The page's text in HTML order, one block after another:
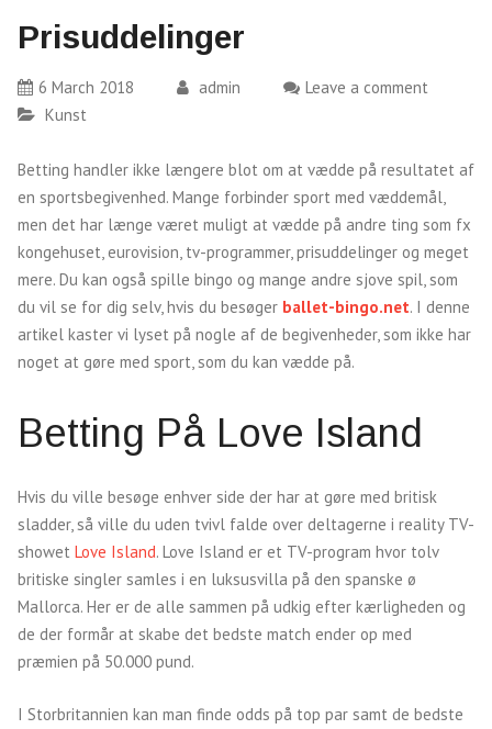
Prisuddelinger
6 March 2018 admin
Leave a comment
Kunst
Betting handler ikke længere blot om at vædde på resultatet af
en sportsbegivenhed. Mange forbinder sport med væddemål,
men det har længe været muligt at vædde på andre ting som fx
kongehuset, eurovision, tv-programmer, prisuddelinger og meget
mere. Du kan også spille bingo og mange andre sjove spil, som
du vil se for dig selv, hvis du besøger ballet-bingo.net. I denne
artikel kaster vi lyset på nogle af de begivenheder, som ikke har
noget at gøre med sport, som du kan vædde på.
Betting På Love Island
Hvis du ville besøge enhver side der har at gøre med britisk
sladder, så ville du uden tvivl falde over deltagerne i reality TV-
showet Love Island. Love Island er et TV-program hvor tolv
britiske singler samles i en luksusvilla på den spanske ø
Mallorca. Her er de alle sammen på udkig efter kærligheden og
de der formår at skabe det bedste match ender op med
præmien på 50.000 pund.
I Storbritannien kan man finde odds på top par samt de bedste